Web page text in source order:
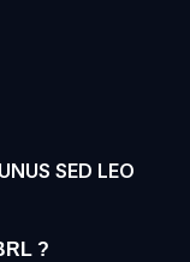
SED LEO
?